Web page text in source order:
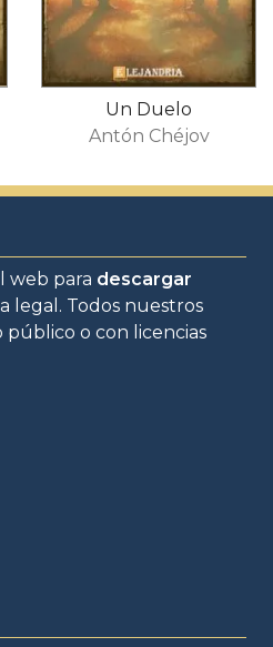
Un Duelo
Antón Chéjov
web para descargar
legal. Todos nuestros
público o con licencias